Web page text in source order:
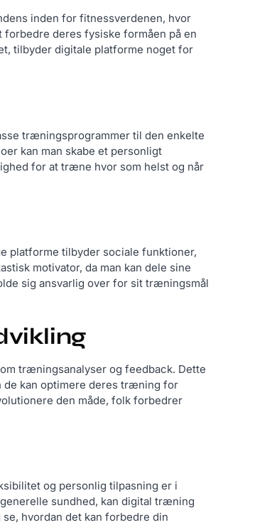
inden for fitnessverdenen, hvor
deres fysiske formåen på en
tilbyder digitale platforme noget for
træningsprogrammer til den enkelte
kan man skabe et personligt
for at træne hvor som helst og når
platforme tilbyder sociale funktioner,
motivator, da man kan dele sine
sig ansvarlig over for sit træningsmål
træningsanalyser og feedback. Dette
de kan optimere deres træning for
den måde, folk forbedrer
og personlig tilpasning er i
sundhed, kan digital træning
hvordan det kan forbedre din